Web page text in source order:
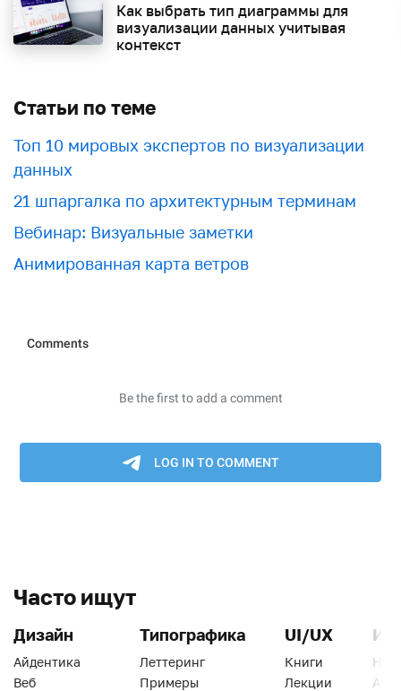
Как выбрать тип диаграммы для
визуализации данных учитывая
контекст
Статьи по теме
Топ 10 мировых экспертов по визуализации
данных
21 шпаргалка по архитектурным терминам
Вебинар: Визуальные заметки
Анимированная карта ветров
Часто ищут
Дизайн
Айдентика
Веб
Типографика
Леттеринг
Примеры
UI/UX
Книги
Лекции